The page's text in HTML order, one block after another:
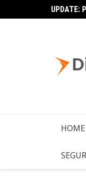
Latam:
HOME